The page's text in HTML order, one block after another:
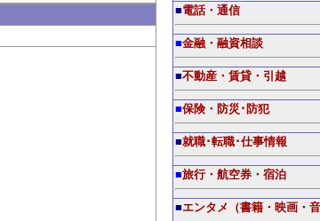
■電話・通信
■金融・融資相談
■不動産・賃貸・引越
■保険・防災･防犯
■就職･転職･仕事情報
■旅行・航空券・宿泊
■エンタメ（書籍・映画・